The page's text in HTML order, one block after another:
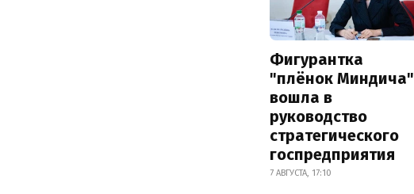
Фигурантка
"плёнок Миндича"
вошла в
руководство
стратегического
госпредприятия
7 АВГУСТА, 17:10